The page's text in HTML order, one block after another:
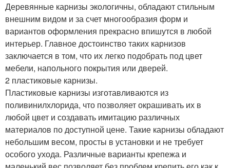
Деревянные карнизы экологичны, обладают стильным
внешним видом и за счет многообразия форм и
вариантов оформления прекрасно впишутся в любой
интерьер. Главное достоинство таких карнизов
заключается в том, что их легко подобрать под цвет
мебели, напольного покрытия или дверей.
2 пластиковые карнизы.
Пластиковые карнизы изготавливаются из
поливинилхлорида, что позволяет окрашивать их в
любой цвет и создавать имитацию различных
материалов по доступной цене. Такие карнизы обладают
небольшим весом, просты в установки и не требует
особого ухода. Различные варианты крепежа и